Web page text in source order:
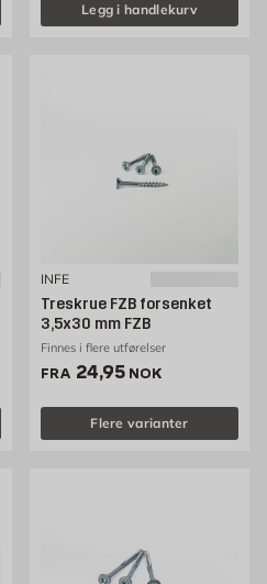
Legg i handlekurv
INFE
Treskrue FZB forsenket
3,5x30 mm FZB
Finnes i flere utførelser
FRA Pris 24.95 NOK /stk
24,95 NOK
Flere varianter